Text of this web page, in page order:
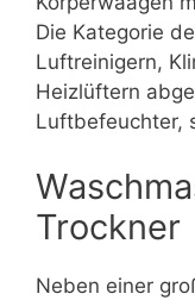
Die Kategorie
Luftreinigern,
Heizlüftern
Luftbefeuchter,
Trockner
Neben einer